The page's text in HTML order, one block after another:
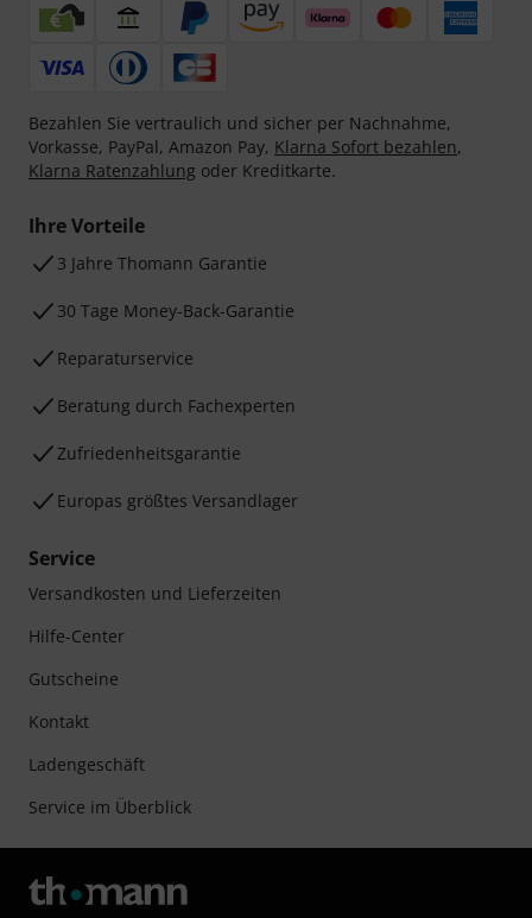
Bezahlen Sie vertraulich und sicher per Nachnahme,
Vorkasse, PayPal, Amazon Pay, Klarna Sofort bezahlen,
Klarna Ratenzahlung oder Kreditkarte.
Ihre Vorteile
3 Jahre Thomann Garantie
30 Tage Money-Back-Garantie
Reparaturservice
Beratung durch Fachexperten
Zufriedenheitsgarantie
Europas größtes Versandlager
Service
Versandkosten und Lieferzeiten
Hilfe-Center
Gutscheine
Kontakt
Ladengeschäft
Service im Überblick